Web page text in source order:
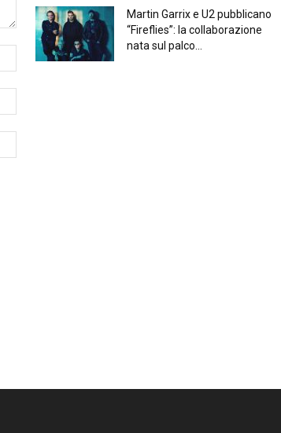
Martin Garrix e U2 pubblicano
“Fireflies”: la collaborazione
nata sul palco...